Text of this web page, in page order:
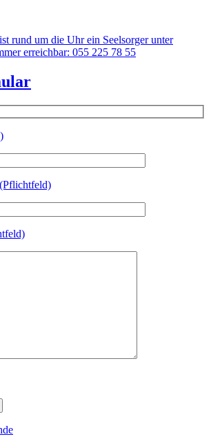
ist rund um die Uhr ein Seelsorger unter
erreichbar: 055 225 78 55